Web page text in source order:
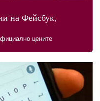
на Фейсбук,
цените